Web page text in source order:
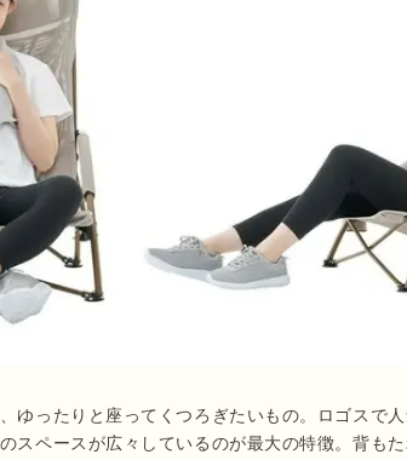
ゆったりと座ってくつろぎたいもの。ロゴスで
スペースが広々しているのが最大の特徴。背も